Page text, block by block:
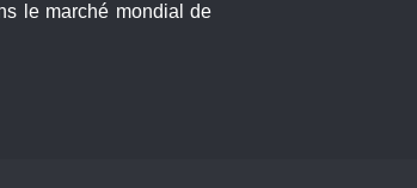
le marché mondial de